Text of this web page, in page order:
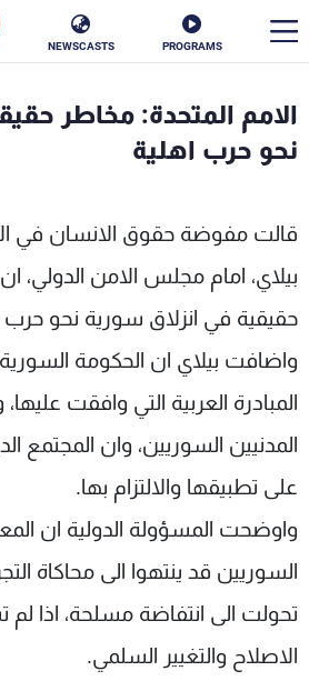
PROGRAMS
NEWSCASTS
الامم المتحدة: مخاطر
نحو حرب اهلية
قالت مفوضة حقوق الانسان في
بيلاي، امام مجلس الامن الدولي،
حقيقية في انزلاق سورية نحو حرب
واضافت بيلاي ان الحكومة
المبادرة العربية التي وافقت
المدنيين السوريين، وان المجتمع
على تطبيقها والالتزام بها.
واوضحت المسؤولة الدولية ان
السوريين قد ينتهوا الى محاكاة
تحولت الى انتفاضة مسلحة، اذا
الاصلاح والتغيير السلمي.
الأخبار
فن
منوعات
كأس العالم
البرامج
جدول البرامج
شاهد البرامج
عن MTV
الإنـتـاج
لاعلاناتكم
وظائف